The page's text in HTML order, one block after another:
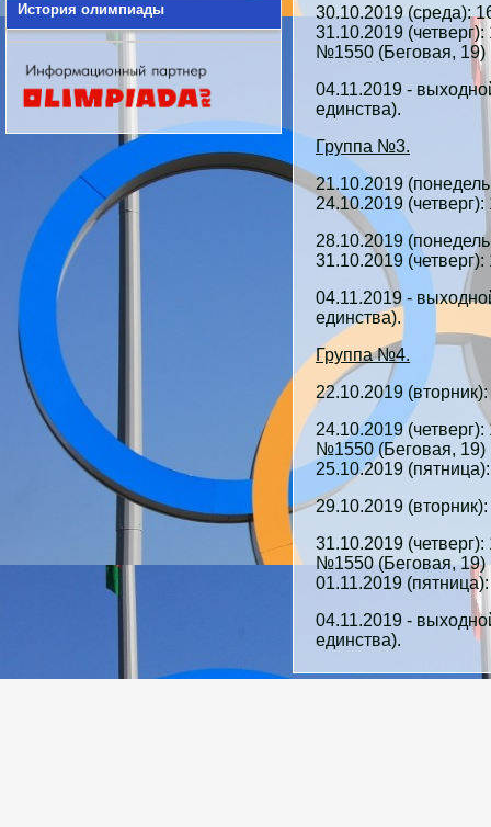
История олимпиады
30.10.2019 (среда):
31.10.2019
№1550 (Беговая, 19)
04.11.2019 -
единства).
Группа №3.
21.10.2019
24.10.2019
28.10.2019
31.10.2019
04.11.2019 -
единства).
Группа №4.
22.10.2019
24.10.2019
№1550 (Беговая, 19)
25.10.2019
29.10.2019
31.10.2019
№1550 (Беговая, 19)
01.11.2019
04.11.2019 -
единства).